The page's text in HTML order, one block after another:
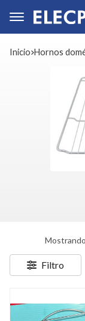
Inicio hornos
Filtro